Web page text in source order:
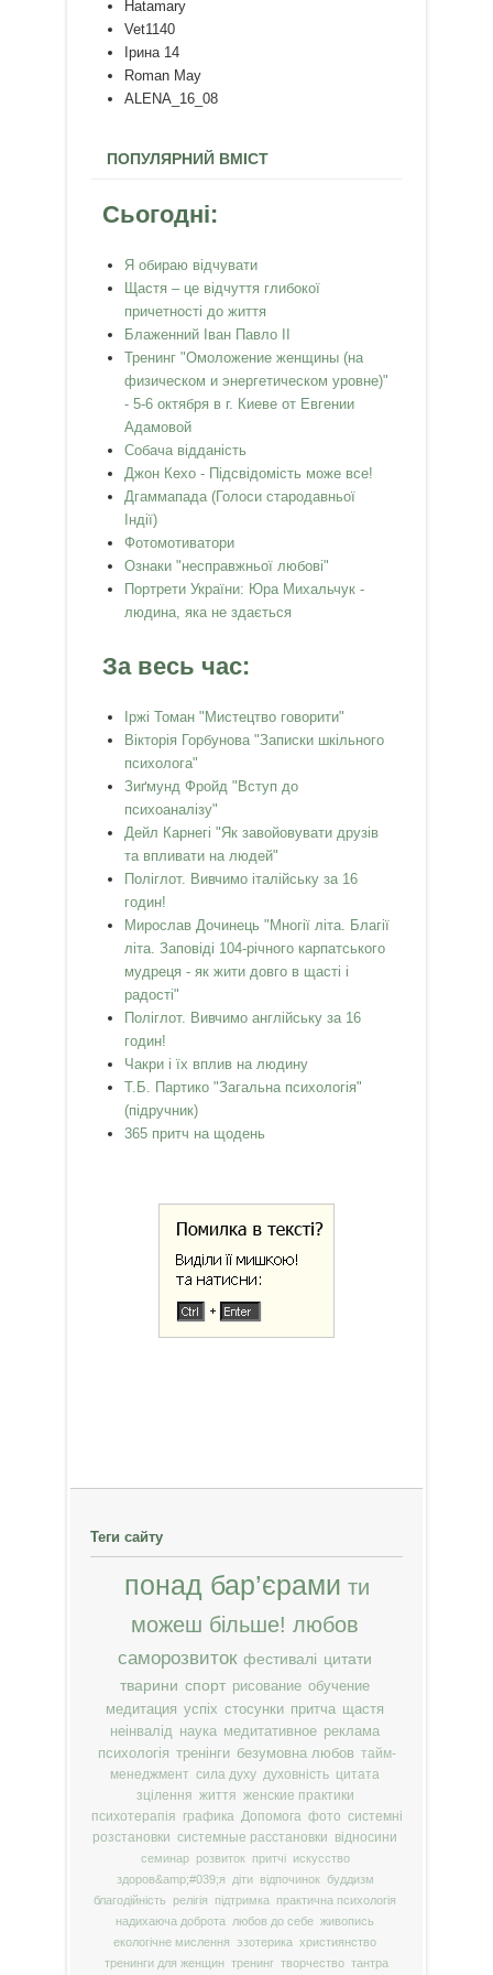
Hatamary
Vet1140
Ірина 14
Roman May
ALENA_16_08
ПОПУЛЯРНИЙ ВМІСТ
Сьогодні:
Я обираю відчувати
Щастя – це відчуття глибокої
причетності до життя
Блаженний Іван Павло ІІ
Тренинг "Омоложение женщины (на
физическом и энергетическом уровне)"
- 5-6 октября в г. Киеве от Евгении
Адамовой
Собача відданість
Джон Кехо - Підсвідомість може все!
Дгаммапада (Голоси стародавньої
Індії)
Фотомотиватори
Ознаки "несправжньої любові"
Портрети України: Юра Михальчук -
людина, яка не здається
За весь час:
Іржі Томан "Мистецтво говорити"
Вікторія Горбунова "Записки шкільного
психолога"
Зиґмунд Фройд "Вступ до
психоаналізу"
Дейл Карнегі "Як завойовувати друзів
та впливати на людей"
Поліглот. Вивчимо італійську за 16
годин!
Мирослав Дочинець "Многії літа. Благії
літа. Заповіді 104-річного карпатського
мудреця - як жити довго в щасті і
радості"
Поліглот. Вивчимо англійську за 16
годин!
Чакри і їх вплив на людину
Т.Б. Партико "Загальна психологія"
(підручник)
365 притч на щодень
Теги сайту
понад бар’єрами ти
можеш більше! любов
саморозвиток фестивалі цитати
тварини спорт рисование обучение
медитация успіх стосунки притча щастя
неінвалід наука медитативное реклама
психологія тренінги безумовна любов тайм-
менеджмент сила духу духовність цитата
зцілення життя женские практики
психотерапія графика Допомога фото системні
розстановки системные расстановки відносини
семинар розвиток притчі
искусство
здоров&amp;#039;я
діти відпочинок буддизм
благодійність
релігія підтримка
практична психологія
надихаюча доброта
любов до себе живопись
екологічне мислення
эзотерика християнство
тренинги для женщин тренинг творчество тантра